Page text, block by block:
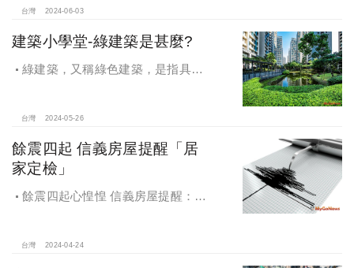
台灣 2024-06-03
建築小學堂-綠建築是甚麼?
綠建築，又稱綠色建築，是指具有
源，讓使用者感受到健康舒適且達到
環境永續目標的建築物。
台灣 2024-05-26
餘震四起 信義房屋提醒「居
家定檢」
餘震四起心惶惶 信義房屋提醒：居
台灣 2024-04-24